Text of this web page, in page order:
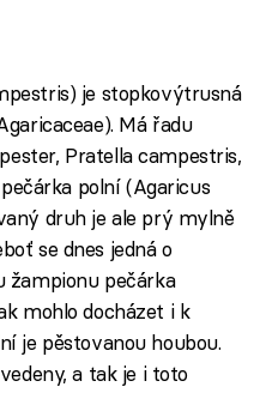
je stopkovýtrusná
Má řadu
Pratella campestris,
polní (Agaricus
druh je ale prý mylně
se dnes jedná o
pečárka
mohlo docházet i k
je pěstovanou houbou.
a tak je i toto